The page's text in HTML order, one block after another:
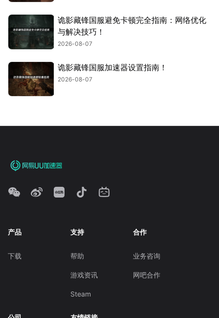
诡影藏锋国服避免卡顿完全指南：网络优化
与解决技巧！
2026-08-07
诡影藏锋国服加速器设置指南！
2026-08-07
产品
下载
支持
帮助
游戏资讯
Steam
合作
业务咨询
网吧合作